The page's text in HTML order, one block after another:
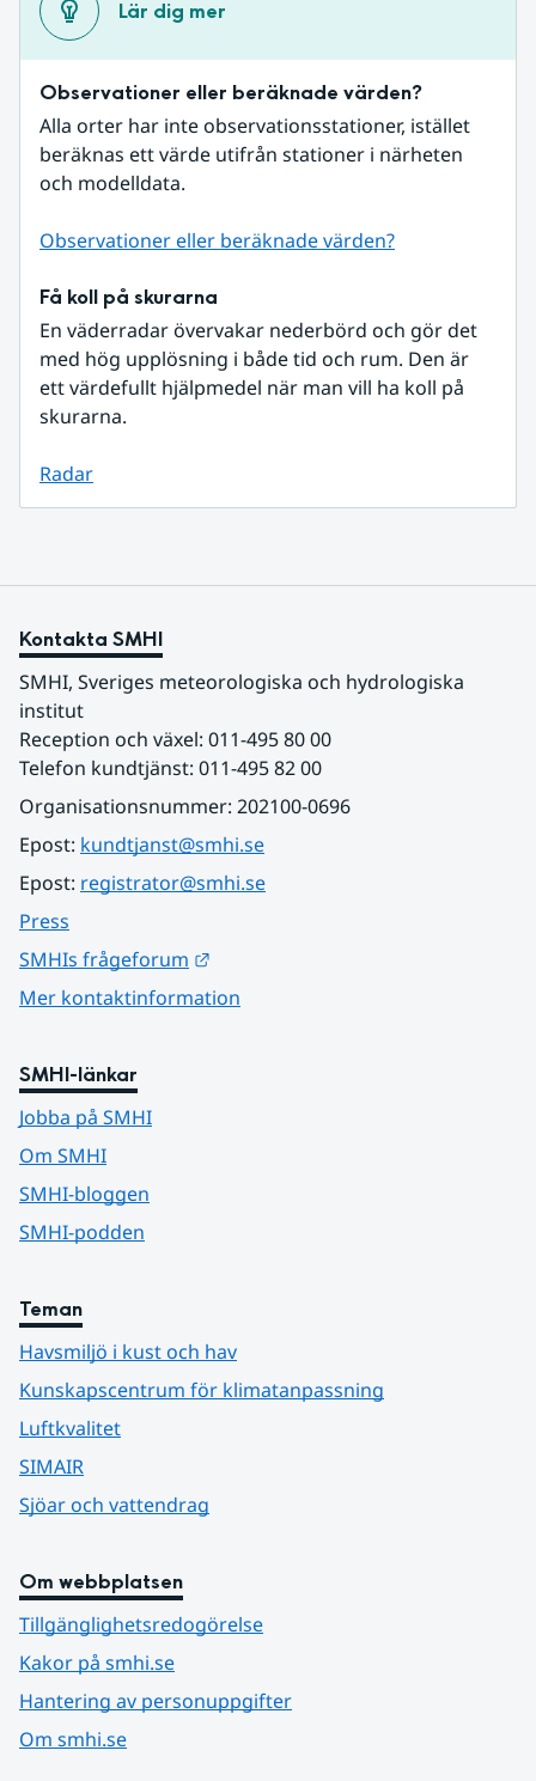
Lär dig mer
Observationer eller beräknade värden?
Alla orter har inte observationsstationer, istället
beräknas ett värde utifrån stationer i närheten
och modelldata.
Observationer eller beräknade värden?
Få koll på skurarna
En väderradar övervakar nederbörd och gör det
med hög upplösning i både tid och rum. Den är
ett värdefullt hjälpmedel när man vill ha koll på
skurarna.
Radar
Kontakta SMHI
SMHI, Sveriges meteorologiska och hydrologiska
institut
Reception och växel: 011-495 80 00
Telefon kundtjänst: 011-495 82 00
Organisationsnummer: 202100-0696
Epost: kundtjanst@smhi.se
Epost: registrator@smhi.se
Press
SMHIs frågeforum
Mer kontaktinformation
SMHI-länkar
Jobba på SMHI
Om SMHI
SMHI-bloggen
SMHI-podden
Teman
Havsmiljö i kust och hav
Kunskapscentrum för klimatanpassning
Luftkvalitet
SIMAIR
Sjöar och vattendrag
Om webbplatsen
Tillgänglighetsredogörelse
Kakor på smhi.se
Hantering av personuppgifter
Om smhi.se